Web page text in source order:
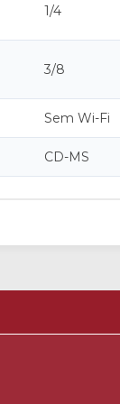
1/4
3/8
Sem Wi-Fi
CD-MS